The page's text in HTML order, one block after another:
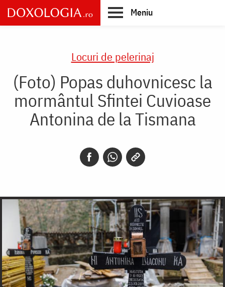
Skip
to
main
Meniu
Locuri de pelerinaj
(Foto) Popas duhovnicesc la
mormântul Sfintei Cuvioase
Antonina de la Tismana